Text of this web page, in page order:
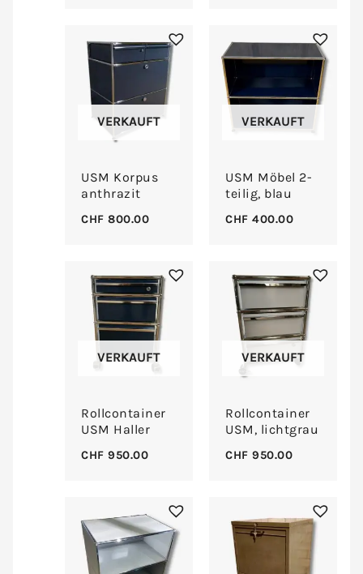
VERKAUFT
USM Korpus
anthrazit
CHF 800.00
VERKAUFT
USM Möbel 2-
teilig, blau
CHF 400.00
VERKAUFT
Rollcontainer
USM Haller
CHF 950.00
VERKAUFT
Rollcontainer
USM, lichtgrau
CHF 950.00